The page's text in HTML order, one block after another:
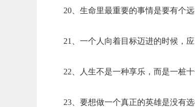
20、生命里最重要的事情是要有个
21、一个人向着目标迈进的时候，
22、人生不是一种享乐，而是一桩
23、要想做一个真正的英雄是没有